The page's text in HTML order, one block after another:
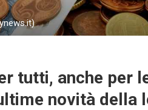
tutti, anche per
novità della